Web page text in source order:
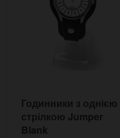
Годинники з однією
стрілкою Jumper
Blank